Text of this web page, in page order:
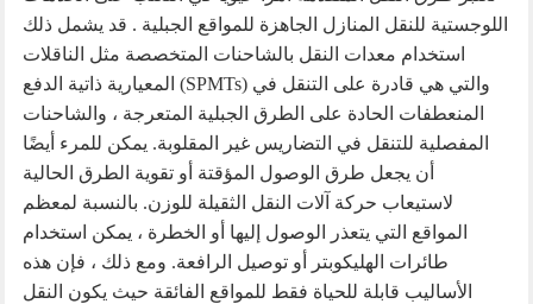
اللوجستية للنقل المنازل الجاهزة للمواقع الجبلية . قد يشمل ذلك
استخدام معدات النقل بالشاحنات المتخصصة مثل الناقلات
المعيارية ذاتية الدفع (SPMTs) والتي هي قادرة على التنقل في
المنعطفات الحادة على الطرق الجبلية المتعرجة ، والشاحنات
المفصلية للتنقل في التضاريس غير المقلوبة. يمكن للمرء أيضًا
أن يجعل طرق الوصول المؤقتة أو تقوية الطرق الحالية
لاستيعاب حركة آلات النقل الثقيلة للوزن. بالنسبة لمعظم
المواقع التي يتعذر الوصول إليها أو الخطرة ، يمكن استخدام
طائرات الهليكوبتر أو توصيل الرافعة. ومع ذلك ، فإن هذه
الأساليب قابلة للحياة فقط للمواقع الفائقة حيث يكون النقل